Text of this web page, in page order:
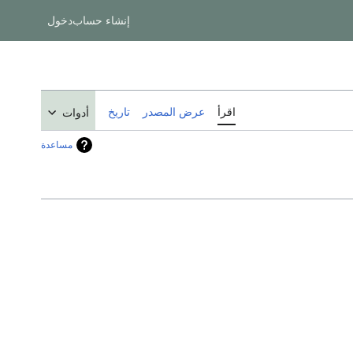
إنشاء حسابدخول
اقرأ عرض المصدر تاريخ أدوات
مساعدة